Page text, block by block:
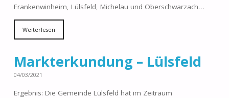
Frankenwinheim, Lülsfeld, Michelau und Oberschwarzach…
Weiterlesen
Markterkundung – Lülsfeld
04/03/2021
Ergebnis: Die Gemeinde Lülsfeld hat im Zeitraum